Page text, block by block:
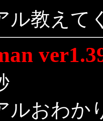
ル教えて
ルおわか